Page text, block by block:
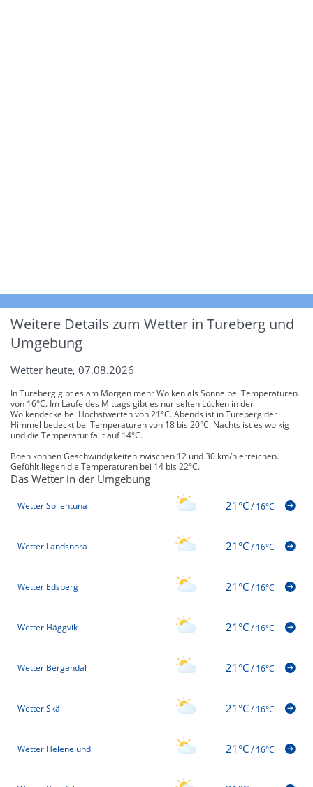
Weitere Details zum Wetter in Tureberg und
Umgebung
Wetter heute, 07.08.2026
In Tureberg gibt es am Morgen mehr Wolken als Sonne bei Temperaturen
von 16°C. Im Laufe des Mittags gibt es nur selten Lücken in der
Wolkendecke bei Höchstwerten von 21°C. Abends ist in Tureberg der
Himmel bedeckt bei Temperaturen von 18 bis 20°C. Nachts ist es wolkig
und die Temperatur fällt auf 14°C.
Böen können Geschwindigkeiten zwischen 12 und 30 km/h erreichen.
Gefühlt liegen die Temperaturen bei 14 bis 22°C.
Das Wetter in der Umgebung
Wetter Sollentuna 21°C/16°C
Wetter Landsnora 21°C/16°C
Wetter Edsberg 21°C/16°C
Wetter Häggvik 21°C/16°C
Wetter Bergendal 21°C/16°C
Wetter Skäl 21°C/16°C
Wetter Helenelund 21°C/16°C